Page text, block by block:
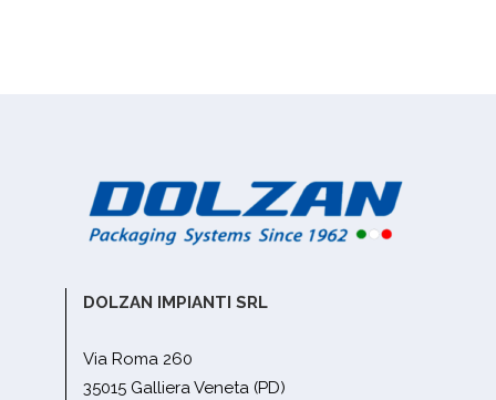
DOLZAN IMPIANTI SRL
Via Roma 260
35015 Galliera Veneta (PD)